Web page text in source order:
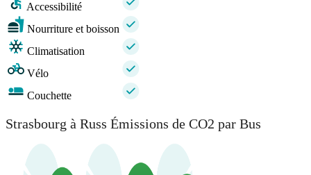
Accessibilité
Nourriture et boisson
Climatisation
Vélo
Couchette
Strasbourg à Russ Émissions de CO2 par Bus